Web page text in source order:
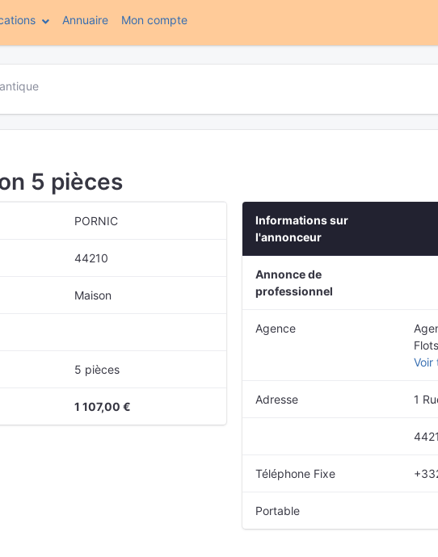
Annuaire Mon compte(current)
5 pièces
PORNIC
44210
Maison
5 pièces
1 107,00 €
Informations sur
l'annonceur
Annonce de
professionnel
Agence
Voir
Adresse 1
Téléphone Fixe
Portable